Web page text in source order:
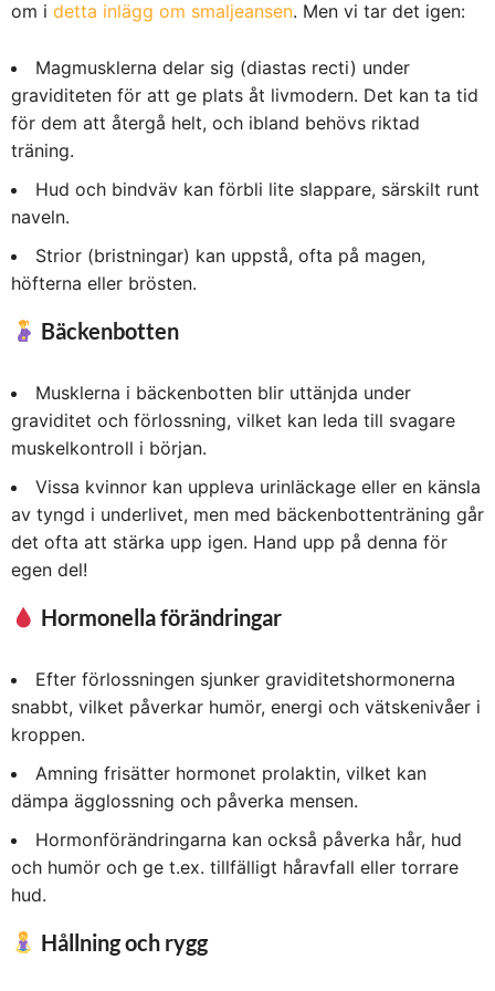
om i detta inlägg om smaljeansen. Men vi tar det igen:
Magmusklerna delar sig (diastas recti) under
graviditeten för att ge plats åt livmodern. Det kan ta tid
för dem att återgå helt, och ibland behövs riktad
träning.
Hud och bindväv kan förbli lite slappare, särskilt runt
naveln.
Strior (bristningar) kan uppstå, ofta på magen,
höfterna eller brösten.
Bäckenbotten
Musklerna i bäckenbotten blir uttänjda under
graviditet och förlossning, vilket kan leda till svagare
muskelkontroll i början.
Vissa kvinnor kan uppleva urinläckage eller en känsla
av tyngd i underlivet, men med bäckenbottenträning går
det ofta att stärka upp igen. Hand upp på denna för
egen del!
Hormonella förändringar
Efter förlossningen sjunker graviditetshormonerna
snabbt, vilket påverkar humör, energi och vätskenivåer i
kroppen.
Amning frisätter hormonet prolaktin, vilket kan
dämpa ägglossning och påverka mensen.
Hormonförändringarna kan också påverka hår, hud
och humör och ge t.ex. tillfälligt håravfall eller torrare
hud.
Hållning och rygg